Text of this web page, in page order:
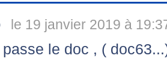
le 19 janvier 2019 à
le doc , (